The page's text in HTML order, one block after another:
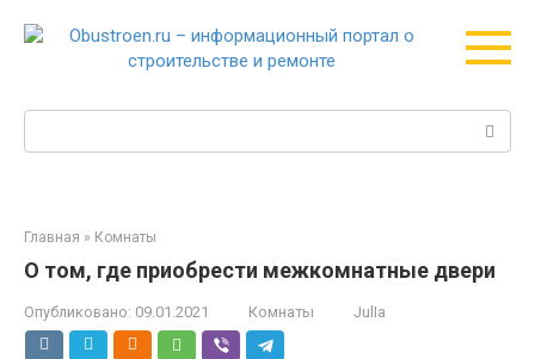
Поиск:
Главная » Комнаты
О том, где приобрести межкомнатные двери
Опубликовано: 09.01.2021 Комнаты JulIa